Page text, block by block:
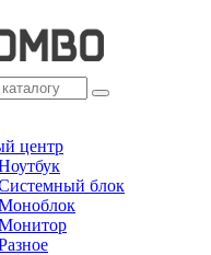
центр
блок